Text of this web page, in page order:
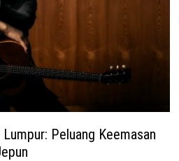
Peluang Keemasan